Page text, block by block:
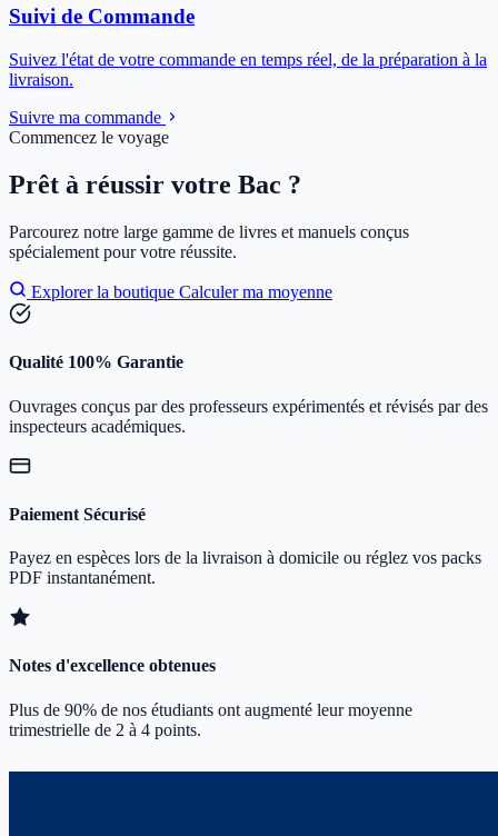
Suivi de Commande
Suivez l'état de votre commande en temps réel, de la préparation à la
livraison.
Suivre ma commande
Commencez le voyage
Prêt à réussir votre Bac ?
Parcourez notre large gamme de livres et manuels conçus
spécialement pour votre réussite.
Explorer la boutique Calculer ma moyenne
Qualité 100% Garantie
Ouvrages conçus par des professeurs expérimentés et révisés par des
inspecteurs académiques.
Paiement Sécurisé
Payez en espèces lors de la livraison à domicile ou réglez vos packs
PDF instantanément.
Notes d'excellence obtenues
Plus de 90% de nos étudiants ont augmenté leur moyenne
trimestrielle de 2 à 4 points.